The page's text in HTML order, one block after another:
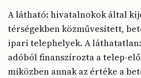
A látható: hivatalnokok által
térségekben közművesített,
ipari telephelyek. A
adóból finanszírozta a telep-
miközben annak az értéke a